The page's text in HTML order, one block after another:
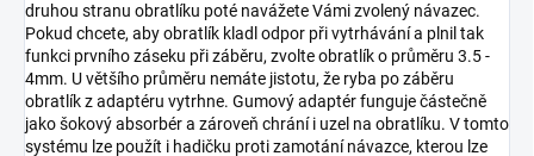
druhou stranu obratlíku poté navážete Vámi zvolený návazec.
Pokud chcete, aby obratlík kladl odpor při vytrhávání a plnil tak
funkci prvního záseku při záběru, zvolte obratlík o průměru 3.5 -
4mm. U většího průměru nemáte jistotu, že ryba po záběru
obratlík z adaptéru vytrhne. Gumový adaptér funguje částečně
jako šokový absorbér a zároveň chrání i uzel na obratlíku. V tomto
systému lze použít i hadičku proti zamotání návazce, kterou lze